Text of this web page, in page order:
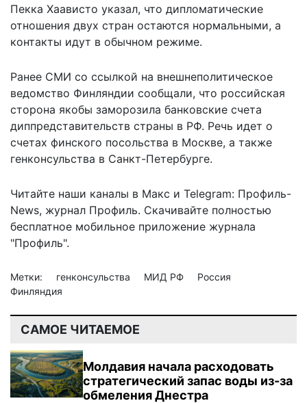
Пекка Хаависто указал, что дипломатические
отношения двух стран остаются нормальными, а
контакты идут в обычном режиме.
Ранее СМИ со ссылкой на внешнеполитическое
ведомство Финляндии сообщали, что российская
сторона якобы заморозила банковские счета
диппредставительств страны в РФ. Речь идет о
счетах финского посольства в Москве, а также
генконсульства в Санкт-Петербурге.
Читайте наши каналы в Макс и Telegram: Профиль-
News, журнал Профиль. Скачивайте полностью
бесплатное мобильное приложение журнала
"Профиль".
Метки: генконсульства МИД РФ
Россия
Финляндия
САМОЕ ЧИТАЕМОЕ
Молдавия начала расходовать
стратегический запас воды из-за
обмеления Днестра